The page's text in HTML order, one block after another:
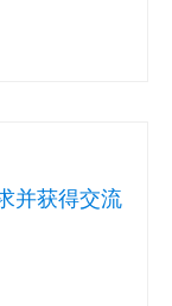
并获得交流